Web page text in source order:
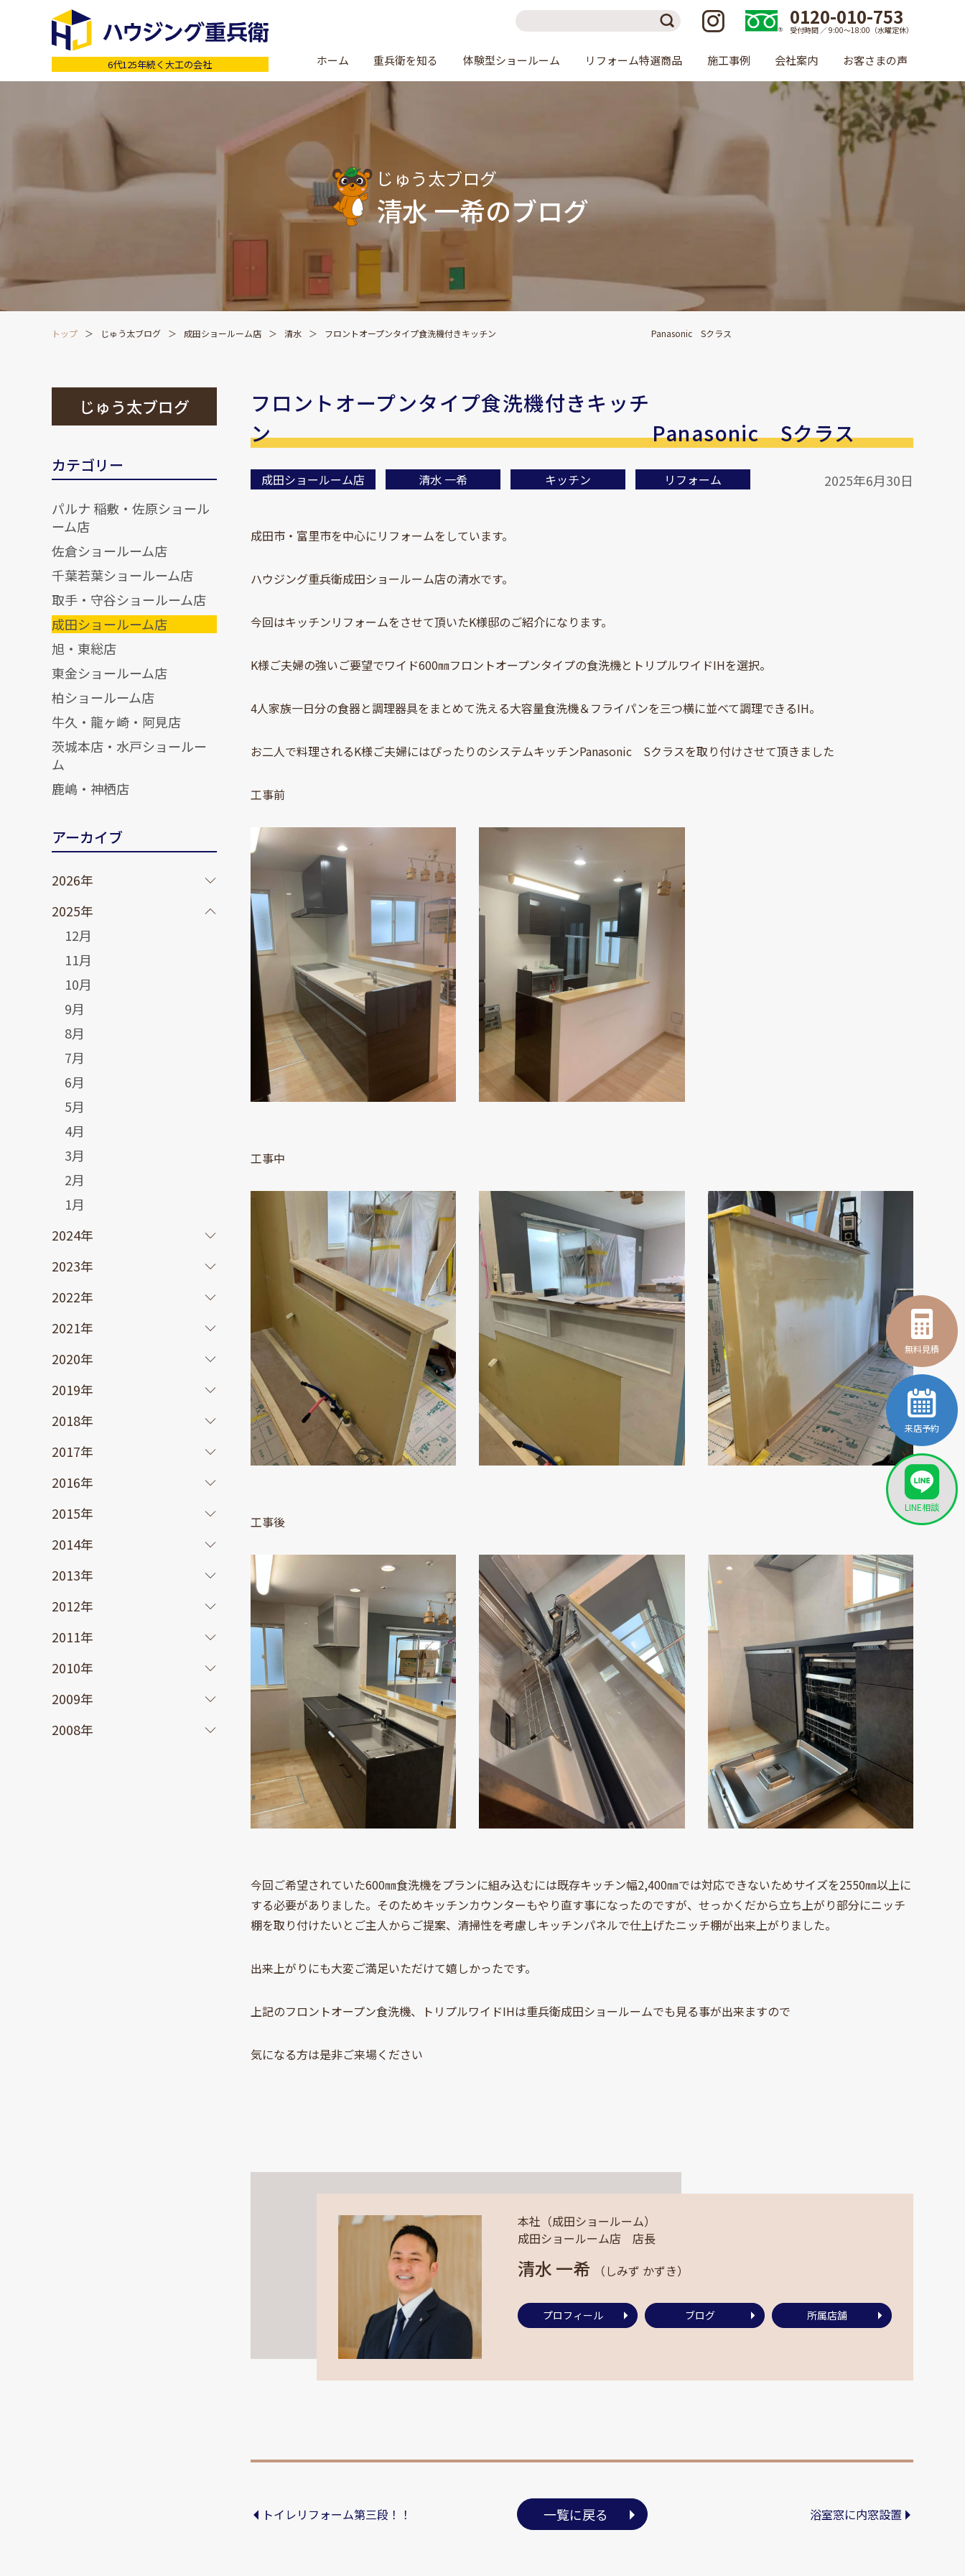
6代125年続く大工の会社
0120-010-753
受付時間 ／ 9:00〜18:00（水曜定休）
ホーム 重兵衛を知る 体験型ショールーム リフォーム特選商品 施工事例 会社案内 お客さまの声
じゅう太ブログ
清水 一希のブログ
トップ じゅう太ブログ 成田ショールーム店 清水 フロントオープンタイプ食洗機付きキッチン Panasonic Sクラス
フロントオープンタイプ食洗機付きキッチ
ン Panasonic Sクラス
成田ショールーム店 清水 一希 キッチン リフォーム 2025年6月30日
成田市・富里市を中心にリフォームをしています。
ハウジング重兵衛成田ショールーム店の清水です。
今回はキッチンリフォームをさせて頂いたK様邸のご紹介になります。
K様ご夫婦の強いご要望でワイド600㎜フロントオープンタイプの食洗機とトリプルワイドIHを選択。
4人家族一日分の食器と調理器具をまとめて洗える大容量食洗機＆フライパンを三つ横に並べて調理できるIH。
お二人で料理されるK様ご夫婦にはぴったりのシステムキッチンPanasonic Sクラスを取り付けさせて頂きました
工事前
工事中
工事後
今回ご希望されていた600㎜食洗機をプランに組み込むには既存キッチン幅2,400㎜では対応できないためサイズを2550㎜以上に
する必要がありました。そのためキッチンカウンターもやり直す事になったのですが、せっかくだから立ち上がり部分にニッチ
棚を取り付けたいとご主人からご提案、清掃性を考慮しキッチンパネルで仕上げたニッチ棚が出来上がりました。
出来上がりにも大変ご満足いただけて嬉しかったです。
上記のフロントオープン食洗機、トリプルワイドIHは重兵衛成田ショールームでも見る事が出来ますので
気になる方は是非ご来場ください
本社（成田ショールーム）
成田ショールーム店 店長
清水 一希 （しみず かずき）
プロフィール ブログ 所属店舗
一覧に戻る
トイレリフォーム第三段！！ 浴室窓に内窓設置
じゅう太ブログ
カテゴリー
パルナ 稲敷・佐原ショール
ーム店
佐倉ショールーム店
千葉若葉ショールーム店
取手・守谷ショールーム店
成田ショールーム店
旭・東総店
東金ショールーム店
柏ショールーム店
牛久・龍ヶ崎・阿見店
茨城本店・水戸ショールー
ム
鹿嶋・神栖店
アーカイブ
2026年
2025年
12月
11月
10月
9月
8月
7月
6月
5月
4月
3月
2月
1月
2024年
2023年
2022年
2021年
2020年
2019年
2018年
2017年
2016年
2015年
2014年
2013年
2012年
2011年
2010年
2009年
2008年
無料見積
来店予約
LINE相談